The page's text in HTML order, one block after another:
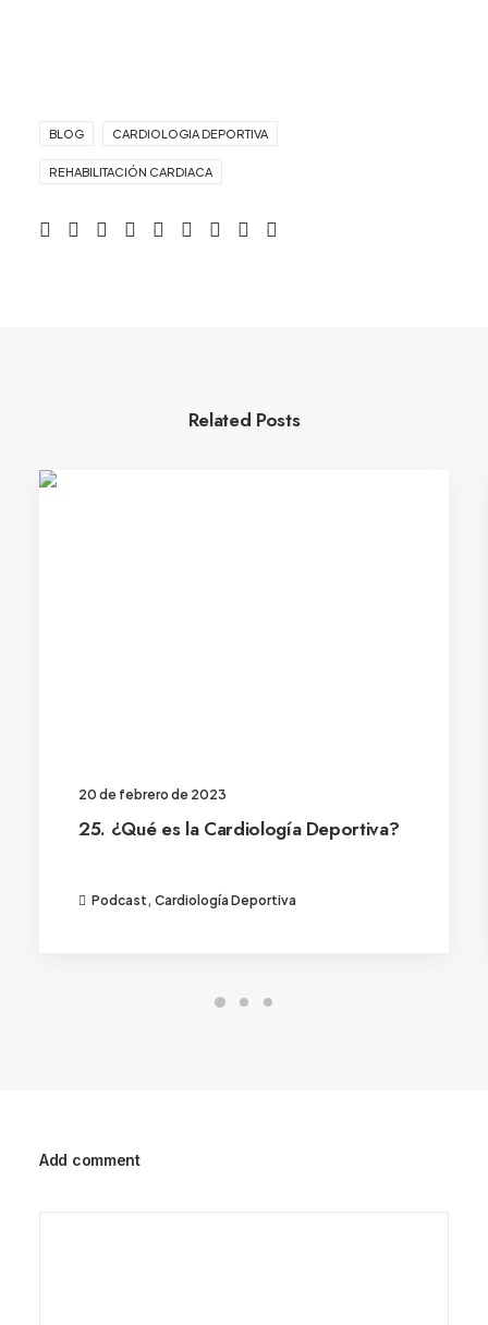
BLOG CARDIOLOGIA DEPORTIVA
REHABILITACIÓN CARDIACA
Related Posts
20 de febrero de 2023
25. ¿Qué es la Cardiología Deportiva?
Podcast, Cardiología Deportiva
Add comment